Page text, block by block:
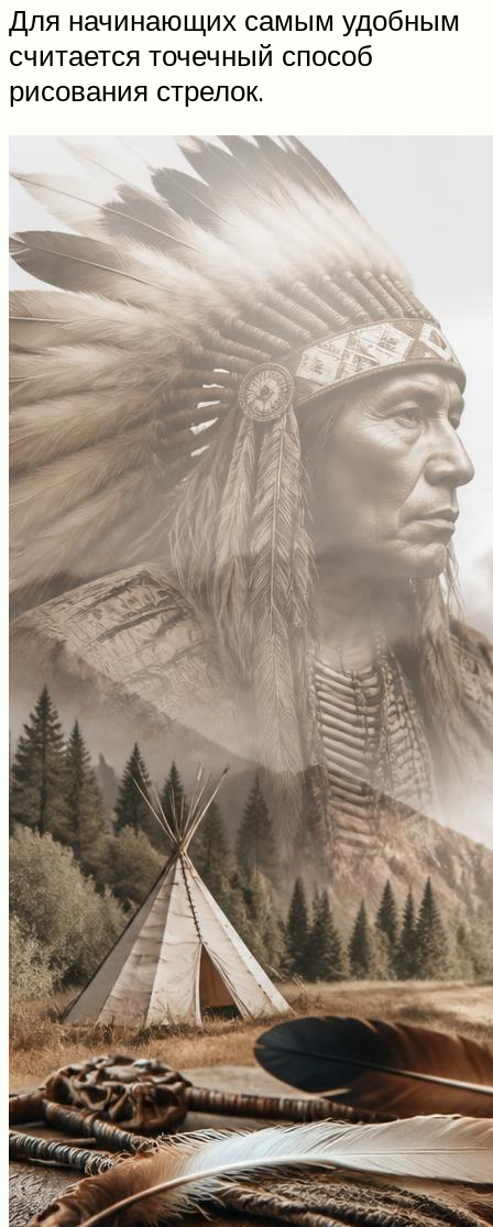
Для начинающих самым удобным
считается точечный способ
рисования стрелок.